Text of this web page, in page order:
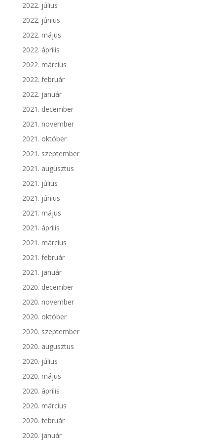
2022. július
2022. június
2022. május
2022. április
2022. március
2022. február
2022. január
2021. december
2021. november
2021. október
2021. szeptember
2021. augusztus
2021. július
2021. június
2021. május
2021. április
2021. március
2021. február
2021. január
2020. december
2020. november
2020. október
2020. szeptember
2020. augusztus
2020. július
2020. május
2020. április
2020. március
2020. február
2020. január